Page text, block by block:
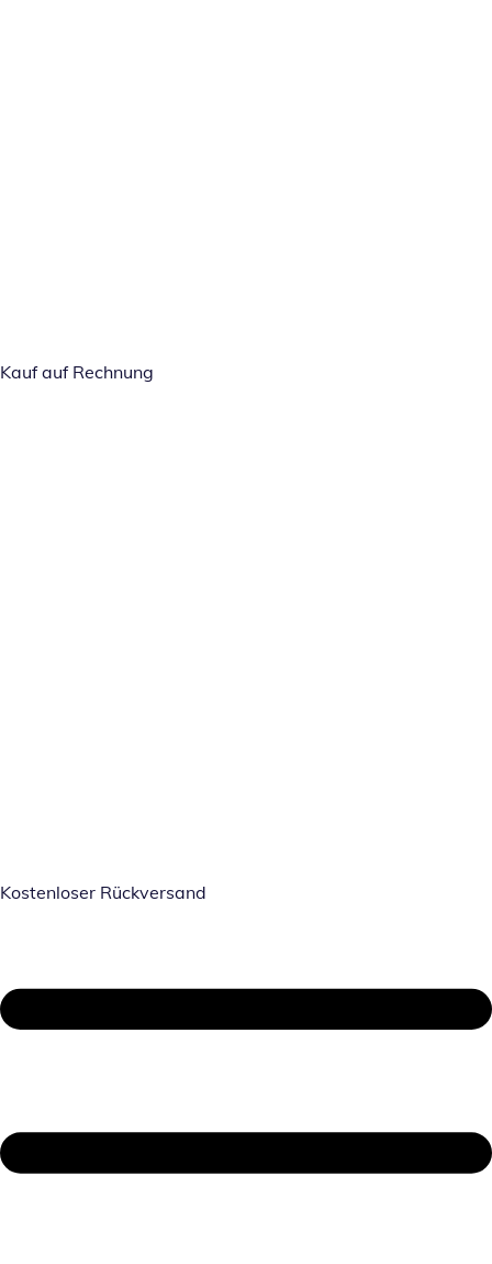
Kauf auf Rechnung
Kostenloser Rückversand